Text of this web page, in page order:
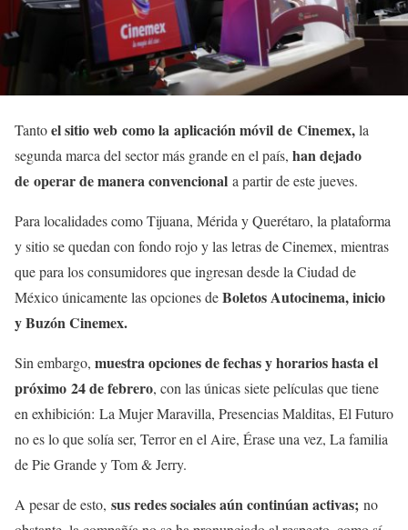
Tantoel sitio web como la aplicación móvil de Cinemex,la
segunda marca del sector más grande en el país, han dejado
de operar de manera convencional a partir de este jueves.
Para localidades como Tijuana, Mérida y Querétaro, la plataforma
y sitio se quedan con fondo rojo y las letras de Cinemex, mientras
que para los consumidores que ingresan desde la Ciudad de
México únicamente las opciones deBoletos Autocinema, inicio
y Buzón Cinemex.
Sin embargo, muestra opciones de fechas y horarios hasta el
próximo 24 de febrero, con las únicas siete películas que tiene
en exhibición: La Mujer Maravilla, Presencias Malditas, El Futuro
no es lo que solía ser, Terror en el Aire, Érase una vez, La familia
de Pie Grande y Tom & Jerry.
A pesar de esto, sus redes sociales aún continúan activas; no